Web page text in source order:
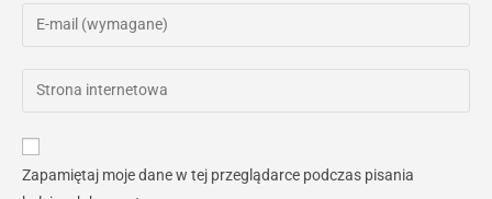
Enter
address
comment
Enter
website
Zapamiętaj moje dane w tej przeglądarce podczas pisania